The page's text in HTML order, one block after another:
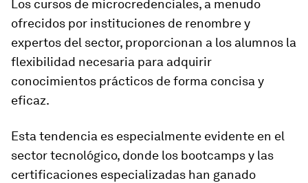
Los cursos de microcredenciales, a menudo
ofrecidos por instituciones de renombre y
expertos del sector, proporcionan a los alumnos la
flexibilidad necesaria para adquirir
conocimientos prácticos de forma concisa y
eficaz.
Esta tendencia es especialmente evidente en el
sector tecnológico, donde los bootcamps y las
certificaciones especializadas han ganado